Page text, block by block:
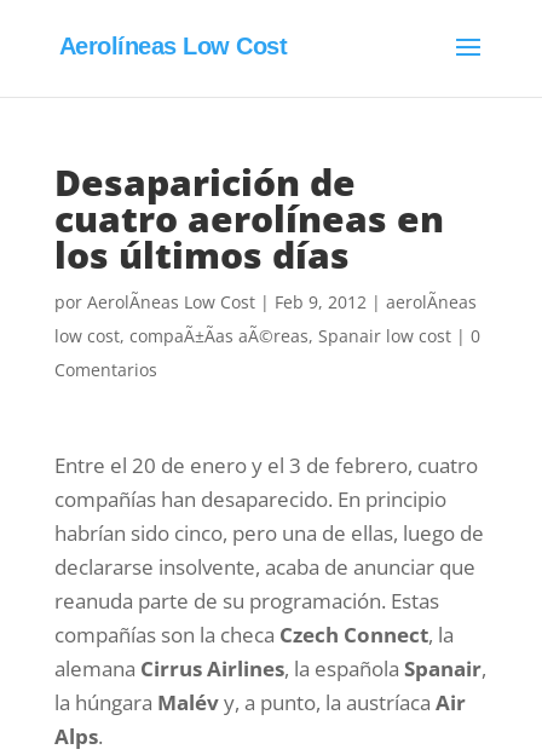
Aerolíneas Low Cost
Desaparición de
cuatro aerolíneas en
los últimos días
por AerolÃ­neas Low Cost| Feb 9, 2012| aerolÃ­neas
low cost, compaÃ±Ã­as aÃ©reas, Spanair low cost| 0
Comentarios
Entre el 20 de enero y el 3 de febrero, cuatro
compañías han desaparecido. En principio
habrían sido cinco, pero una de ellas, luego de
declararse insolvente, acaba de anunciar que
reanuda parte de su programación. Estas
compañías son la checa Czech Connect, la
alemana Cirrus Airlines, la española Spanair,
la húngara Malévy, a punto, la austríaca Air
Alps.